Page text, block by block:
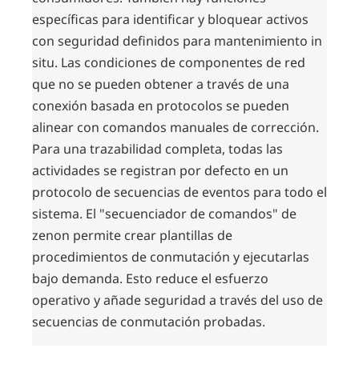
específicas para identificar y bloquear activos
con seguridad definidos para mantenimiento in
situ. Las condiciones de componentes de red
que no se pueden obtener a través de una
conexión basada en protocolos se pueden
alinear con comandos manuales de corrección.
Para una trazabilidad completa, todas las
actividades se registran por defecto en un
protocolo de secuencias de eventos para todo el
sistema. El "secuenciador de comandos" de
zenon permite crear plantillas de
procedimientos de conmutación y ejecutarlas
bajo demanda. Esto reduce el esfuerzo
operativo y añade seguridad a través del uso de
secuencias de conmutación probadas.